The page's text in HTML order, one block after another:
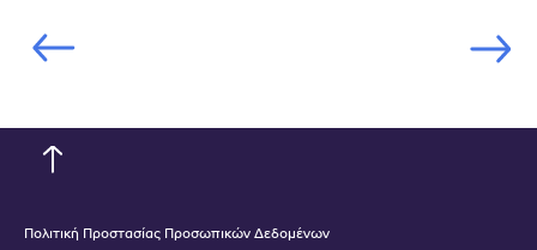
Πολιτική Προστασίας Προσωπικών Δεδομένων